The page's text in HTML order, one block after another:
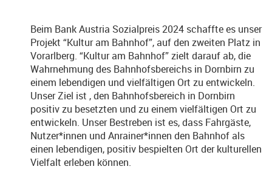
Beim Bank Austria Sozialpreis 2024 schaffte es unser
Projekt “Kultur am Bahnhof”, auf den zweiten Platz in
Vorarlberg. “Kultur am Bahnhof” zielt darauf ab, die
Wahrnehmung des Bahnhofsbereichs in Dornbirn zu
einem lebendigen und vielfältigen Ort zu entwickeln.
Unser Ziel ist , den Bahnhofsbereich in Dornbirn
positiv zu besetzten und zu einem vielfältigen Ort zu
entwickeln. Unser Bestreben ist es, dass Fahrgäste,
Nutzer*innen und Anrainer*innen den Bahnhof als
einen lebendigen, positiv bespielten Ort der kulturellen
Vielfalt erleben können.